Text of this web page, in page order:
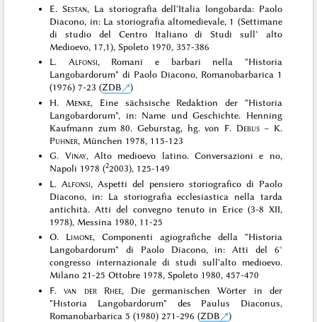
E. Sestan, La storiografìa dell'Italia longobarda: Paolo
Diacono, in: La storiografia altomedievale, 1 (Settimane
di studio del Centro Italiano di Studi sull‘ alto
Medioevo, 17,1), Spoleto 1970, 357-386
L. Alfonsi, Romani e barbari nella "Historia
Langobardorum" di Paolo Diacono, Romanobarbarica 1
(1976) 7-23 (ZDB
)
H. Menke, Eine sächsische Redaktion der "Historia
Langobardorum", in: Name und Geschichte. Henning
Kaufmann zum 80. Geburstag, hg. von F. Debus– K.
Puhner, München 1978, 115-123
G. Vinay, Alto medioevo latino. Conversazioni e no,
Napoli 1978 (22003), 125-149
L.Alfonsi, Aspetti del pensiero storiografico di Paolo
Diacono, in: La storiografia ecclesiastica nella tarda
antichità. Atti del convegno tenuto in Erice (3-8 XII,
1978), Messina 1980, 11-25
O. Limone, Componenti agiografìche della "Historia
Langobardorum" di Paolo Diacono, in: Atti del 6°
congresso internazionale di studi sull'alto medioevo.
Milano 21-25 Ottobre 1978, Spoleto 1980, 457-470
F.van der Rhee, Die germanischen Wörter in der
"Historia Langobardorum" des Paulus Diaconus,
Romanobarbarica 5 (1980) 271-296 (ZDB
)